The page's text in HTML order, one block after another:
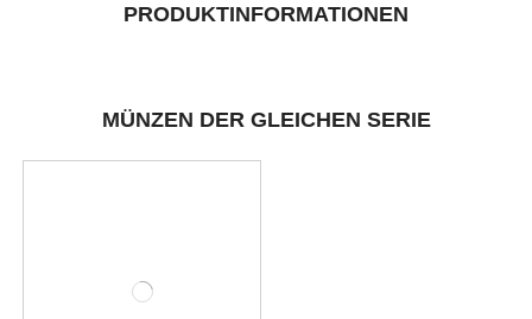
PRODUKTINFORMATIONEN
MÜNZEN DER GLEICHEN SERIE